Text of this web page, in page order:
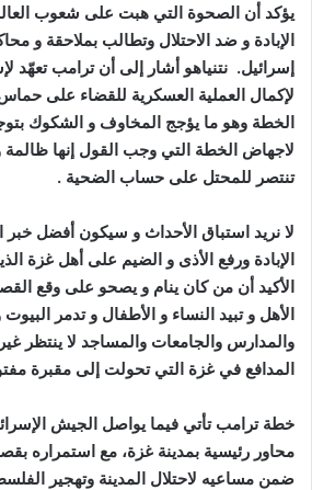
يؤكد أن الصحوة التي هبت على شعوب
الإبادة و ضد الاحتلال وتطالب بملاحقة و
إسرائيل. نتنياهو أشار إلى أن ترامب تعهّد
لإكمال العملية العسكرية للقضاء على
الخطة وهو ما يؤجج المخاوف و الشكوك
لاجهاض الخطة التي وجب القول إنها ظالمة و
تنتصر للمحتل على حساب الضحية .
لا نريد استباق الأحداث و سيكون أفضل خبر
الإبادة ورفع الأذى و الضيم على أهل غزة
الأكيد أن من كان ينام و يصحو على وقع
الأهل و تبيد النساء و الأطفال و تدمر
والمدارس والجامعات والمساجد لا ينتظر
المدافع في غزة التي تحولت إلى مقبرة
خطة ترامب تأتي فيما يواصل الجيش
محاور رئيسية بمدينة غزة، مع استمراره
ضمن مساعيه لاحتلال المدينة وتهجير